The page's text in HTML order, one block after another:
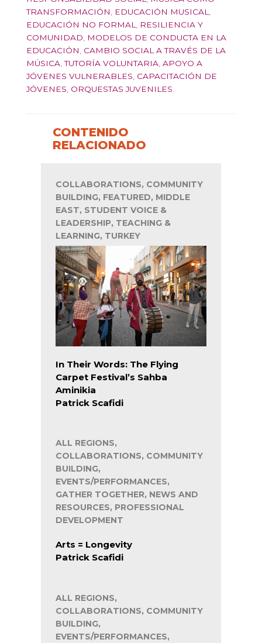
TRANSFORMACIÓN
EDUCACIÓN MUSICAL
EDUCACIÓN NO FORMAL
RESILIENCIA Y
COMUNIDAD
MODELOS DE CONDUCTA EN LA
EDUCACIÓN
CAMBIO SOCIAL A TRAVÉS DE LA
MÚSICA ,TUTORÍA VOLUNTARIA APOYO A
JÓVENES VULNERABLES CAPACITACIÓN DE
JÓVENES ORQUESTAS JUVENILES
CONTENIDO
RELACIONADO
COLLABORATIONS, COMMUNITY
BUILDING, FEATURED, MIDDLE
EAST, STUDENT VOICE &
LEADERSHIP, TEACHING &
LEARNING, TURKEY
In Their Words: The Flying
Carpet Festival’s Sahba
Aminikia
Patrick Scafidi
ALL REGIONS,
COLLABORATIONS, COMMUNITY
BUILDING,
EVENTS/PERFORMANCES,
GATHER TOGETHER, NEWS AND
RESOURCES, PROFESSIONAL
DEVELOPMENT
Arts = Longevity
Patrick Scafidi
ALL REGIONS,
COLLABORATIONS, COMMUNITY
BUILDING,
EVENTS/PERFORMANCES,